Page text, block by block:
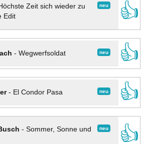
neu
Zeit sich wieder zu
Edit
👍
neu
- Wegwerfsoldat
👍
neu
- El Condor Pasa
👍
neu
- Sommer, Sonne und
👍